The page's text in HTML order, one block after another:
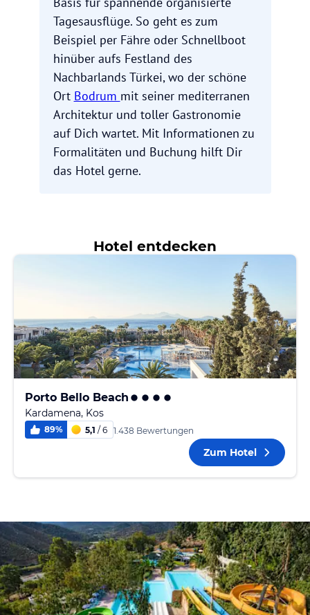
Tagesausflüge. So geht es zum
Beispiel per Fähre oder Schnellboot
hinüber aufs Festland des
Nachbarlands Türkei, wo der schöne
Ort Bodrum mit seiner mediterranen
Architektur und toller Gastronomie
auf Dich wartet. Mit Informationen zu
Formalitäten und Buchung hilft Dir
das Hotel gerne.
Hotel entdecken
Porto Bello Beach
Kardamena, Kos
89% 5,1 / 6 1.438 Bewertungen
Zum Hotel